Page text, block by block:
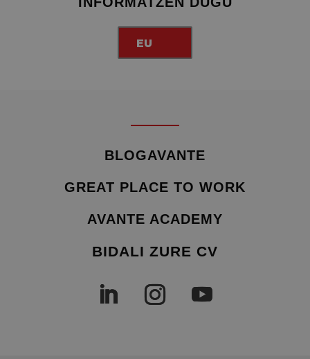
EU
BLOGAVANTE
GREAT PLACE TO WORK
AVANTE ACADEMY
BIDALI ZURE CV